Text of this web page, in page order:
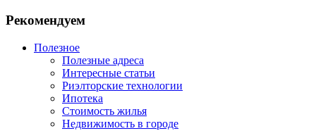
Рекомендуем
Полезное
Полезные адреса
Интересные статьи
Риэлторские технологии
Ипотека
Стоимость жилья
Недвижимость в городе